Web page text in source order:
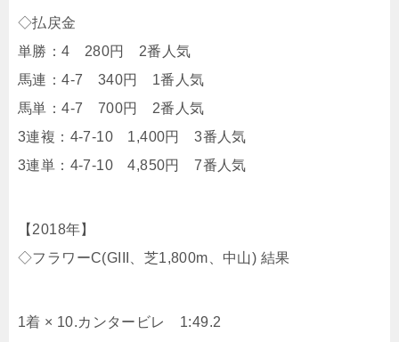
◇払戻金
単勝：4 280円 2番人気
馬連：4-7 340円 1番人気
馬単：4-7 700円 2番人気
3連複：4-7-10 1,400円 3番人気
3連単：4-7-10 4,850円 7番人気
【2018年】
◇フラワーC(GIII、芝1,800m、中山) 結果
1着 × 10.カンタービレ 1:49.2